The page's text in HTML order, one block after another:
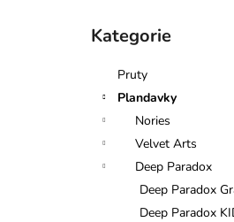
Přeskočit
kategorie
Kategorie
Pruty
Plandavky
Nories
Velvet Arts
Deep Paradox
Deep Paradox
Deep Paradox